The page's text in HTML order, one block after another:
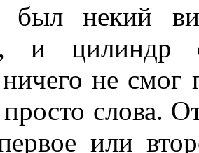
был некий
и цилиндр
не смог
просто слова.
или